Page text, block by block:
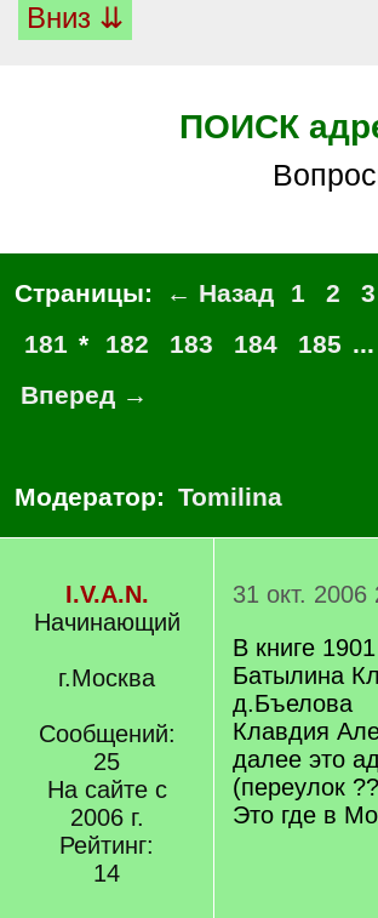
Вниз ⇊
ПОИСК
Страницы: ← Назад 1 2 3
181 * 182 183 184 185 ...
Вперед →
Модератор: Tomilina
I.V.A.N.
Начинающий
г.Москва
Сообщений:
25
На сайте с
2006 г.
Рейтинг:
14
31 окт. 2006
В книге
Батылина
д.Бъелова
Клавдия
далее это
(переулок
Это где в